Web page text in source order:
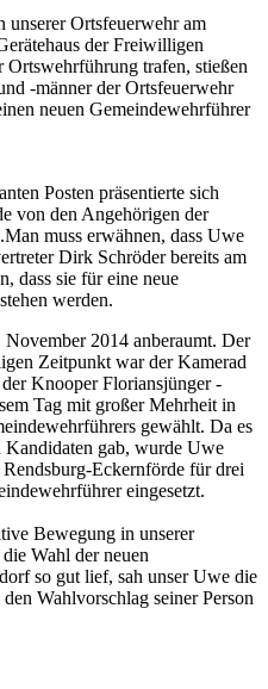
unserer Ortsfeuerwehr am
der Freiwilligen
trafen, stießen
-männer der Ortsfeuerwehr
neuen Gemeindewehrführer
Posten präsentierte sich
von den Angehörigen der
muss erwähnen, dass Uwe
Dirk Schröder bereits am
dass sie für eine neue
werden.
2014 anberaumt. Der
Zeitpunkt war der Kamerad
Knooper Floriansjünger -
Tag mit großer Mehrheit in
gewählt. Da es
Kandidaten gab, wurde Uwe
Eckernförde für drei
eingesetzt.
Bewegung in unserer
Wahl der neuen
so gut lief, sah unser Uwe die
Wahlvorschlag seiner Person